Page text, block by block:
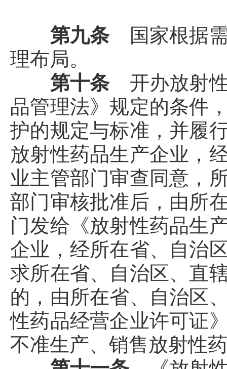
第九条
国家根据
理布局。
第十条 开办放射
品管理法》规定的条件
护的规定与标准，并履
放射性药品生产企业，
业主管部门审查同意，
部门审核批准后，由所
门发给《放射性药品生
企业，经所在省、自治
求所在省、自治区、直
的，由所在省、自治区
性药品经营企业许可证
不准生产、销售放射性